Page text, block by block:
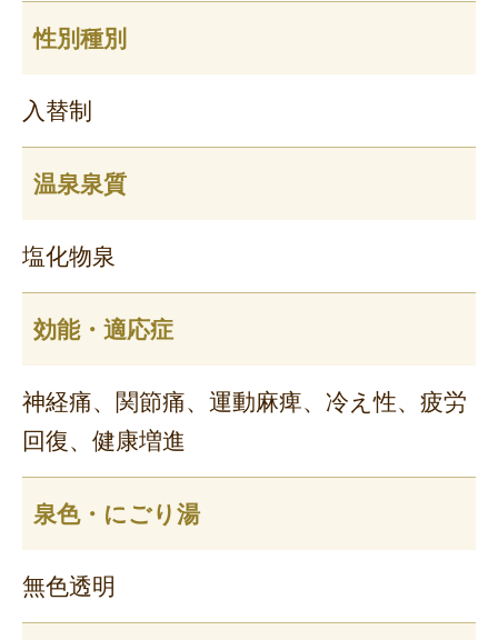
性別種別
入替制
温泉泉質
塩化物泉
効能・適応症
神経痛、関節痛、運動麻痺、冷え性、疲労
回復、健康増進
泉色・にごり湯
無色透明